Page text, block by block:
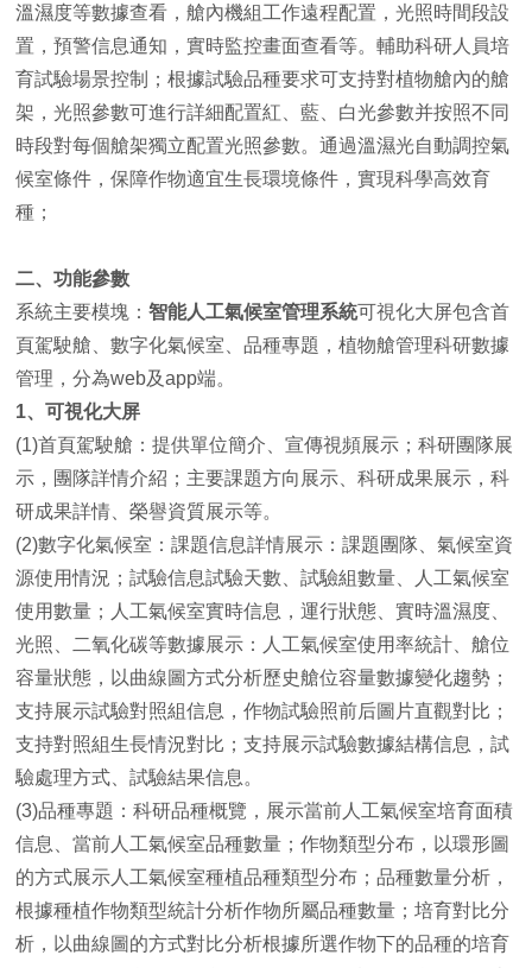
溫濕度等數據查看，艙內機組工作遠程配置，光照時間段設
置，預警信息通知，實時監控畫面查看等。輔助科研人員培
育試驗場景控制；根據試驗品種要求可支持對植物艙內的艙
架，光照參數可進行詳細配置紅、藍、白光參數并按照不同
時段對每個艙架獨立配置光照參數。通過溫濕光自動調控氣
候室條件，保障作物適宜生長環境條件，實現科學高效育
種；
二、功能參數
系統主要模塊：智能人工氣候室管理系統可視化大屏包含首
頁駕駛艙、數字化氣候室、品種專題，植物艙管理科研數據
管理，分為web及app端。
1、可視化大屏
(1)首頁駕駛艙：提供單位簡介、宣傳視頻展示；科研團隊展
示，團隊詳情介紹；主要課題方向展示、科研成果展示，科
研成果詳情、榮譽資質展示等。
(2)數字化氣候室：課題信息詳情展示：課題團隊、氣候室資
源使用情況；試驗信息試驗天數、試驗組數量、人工氣候室
使用數量；人工氣候室實時信息，運行狀態、實時溫濕度、
光照、二氧化碳等數據展示：人工氣候室使用率統計、艙位
容量狀態，以曲線圖方式分析歷史艙位容量數據變化趨勢；
支持展示試驗對照組信息，作物試驗照前后圖片直觀對比；
支持對照組生長情況對比；支持展示試驗數據結構信息，試
驗處理方式、試驗結果信息。
(3)品種專題：科研品種概覽，展示當前人工氣候室培育面積
信息、當前人工氣候室品種數量；作物類型分布，以環形圖
的方式展示人工氣候室種植品種類型分布；品種數量分析，
根據種植作物類型統計分析作物所屬品種數量；培育對比分
析，以曲線圖的方式對比分析根據所選作物下的品種的培育